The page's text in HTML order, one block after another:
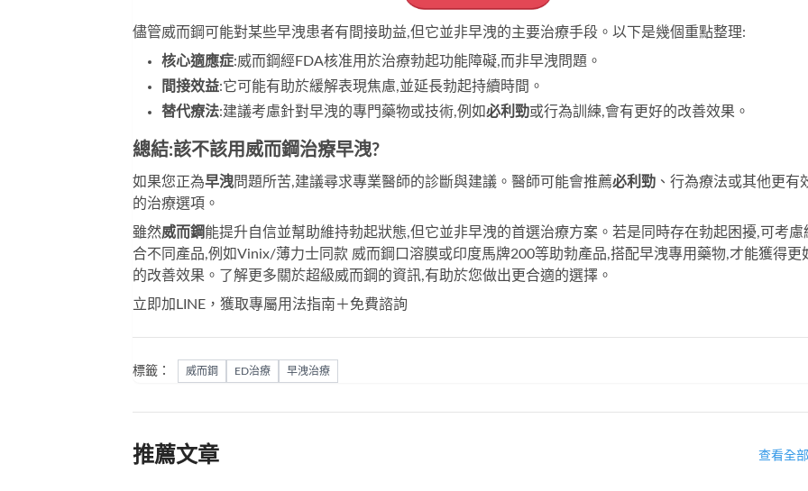
儘管威而鋼可能對某些早洩患者有間接助益,但它並非早洩的主要治療手段。以下是幾個重點整理:
核心適應症:威而鋼經FDA核准用於治療勃起功能障礙,而非早洩問題。
間接效益:它可能有助於緩解表現焦慮,並延長勃起持續時間。
替代療法:建議考慮針對早洩的專門藥物或技術,例如必利勁或行為訓練,會有更好的改善效果。
總結:該不該用威而鋼治療早洩?
如果您正為早洩問題所苦,建議尋求專業醫師的診斷與建議。醫師可能會推薦必利勁 、行為療法或其他更有
的治療選項。
雖然威而鋼能提升自信並幫助維持勃起狀態,但它並非早洩的首選治療方案。若是同時存在勃起困擾,可考慮
合不同產品,例如Vinix/薄力士同款 威而鋼口溶膜或印度馬牌200等助勃產品,搭配早洩專用藥物,才能獲得更
的改善效果。了解更多關於超級威而鋼 的資訊,有助於您做出更合適的選擇。
立即加LINE，獲取專屬用法指南＋免費諮詢
標籤： 威而鋼 ED治療 早洩治療
推薦文章 查看全部